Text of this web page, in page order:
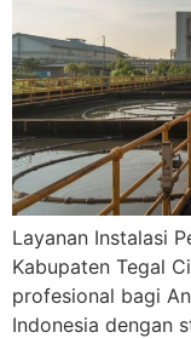
Layanan Instalasi
Kabupaten Tegal
profesional bagi
Indonesia dengan